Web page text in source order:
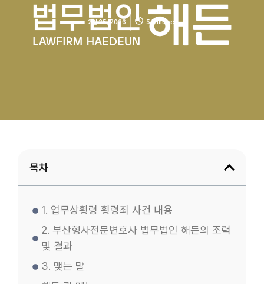
2월 25, 2026 5 Minutes
목차
1. 업무상횡령 횡령죄 사건 내용
2. 부산형사전문변호사 법무법인 해든의 조력
및 결과
3. 맺는 말